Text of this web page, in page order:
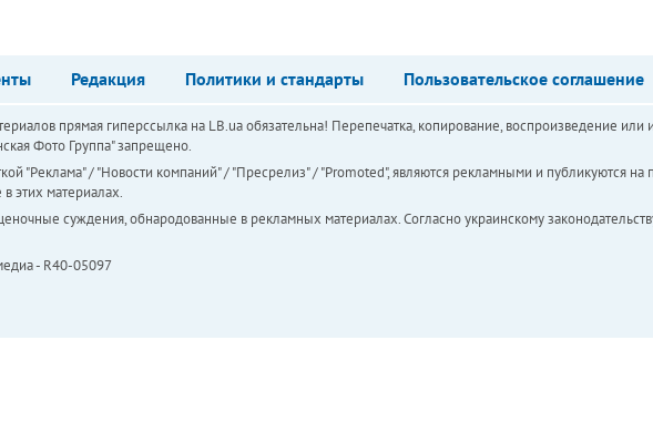
Редакция Политики и стандарты Пользовательское соглашение
прямая гиперссылка на LB.ua обязательна! Перепечатка, копирование, воспроизведение
Фото Группа" запрещено.
"Реклама" / "Новости компаний" / "Пресрелиз" / "Promoted", являются рекламными и публикуются на
этих материалах.
суждения, обнародованные в рекламных материалах. Согласно украинскому
- R40-05097